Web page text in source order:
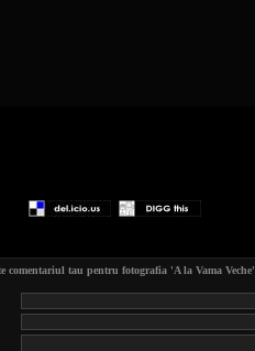
comentariul tau pentru fotografia 'A la Vama